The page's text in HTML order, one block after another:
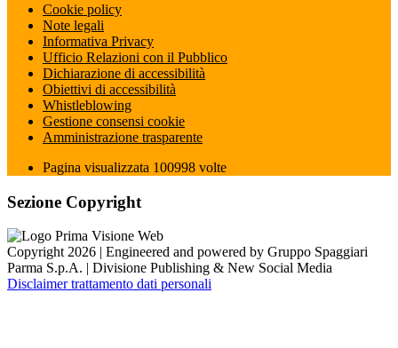
Cookie policy
Note legali
Informativa Privacy
Ufficio Relazioni con il Pubblico
Dichiarazione di accessibilità
Obiettivi di accessibilità
Whistleblowing
Gestione consensi cookie
Amministrazione trasparente
Pagina visualizzata 100998 volte
Sezione Copyright
Copyright 2026 | Engineered and powered by Gruppo Spaggiari
Parma S.p.A. | Divisione Publishing & New Social Media
Disclaimer trattamento dati personali